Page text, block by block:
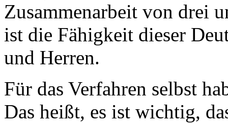
Zusammenarbeit von drei
ist die Fähigkeit dieser
und Herren.
Für das Verfahren selbst
Das heißt, es ist wichtig,